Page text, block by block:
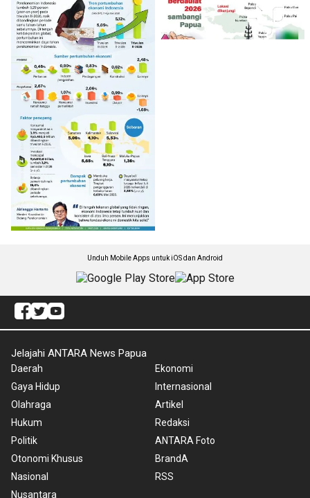
Unduh Mobile Apps untuk iOS dan Android
Jelajahi ANTARA News Papua
Daerah
Gaya Hidup
Olahraga
Hukum
Politik
Otonomi Khusus
Nasional
Nusantara
Ekonomi
Internasional
Artikel
Redaksi
ANTARA Foto
BrandA
RSS